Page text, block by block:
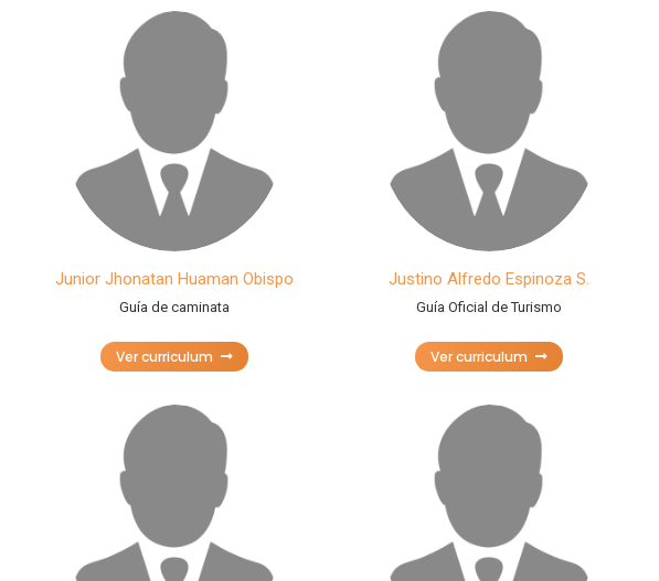
Junior Jhonatan Huaman Obispo
Guía de caminata
Ver curriculum
Justino Alfredo Espinoza S.
Guía Oficial de Turismo
Ver curriculum